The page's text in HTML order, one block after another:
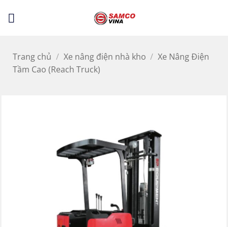
qua
Trang chủ / Xe nâng điện nhà kho / Xe Nâng Điện
Tầm Cao (Reach Truck)